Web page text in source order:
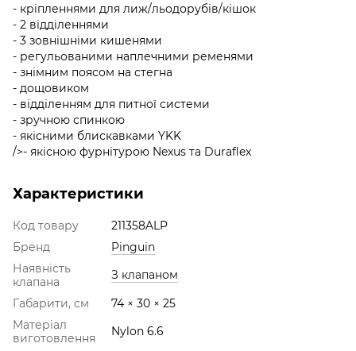
- кріпленнями для лиж/льодорубів/кішок
- 2 відділеннями
- 3 зовнішніми кишенями
- регульованими наплечними ременями
- знімним поясом на стегна
- дощовиком
- відділенням для питної системи
- зручною спинкою
- якісними блискавками YKK
/>- якісною фурнітурою Nexus та Duraflex
Характеристики
Код товару
211358ALP
Бренд
Pinguin
Наявність
клапана
З клапаном
Габарити, см
74 × 30 × 25
Матеріал
виготовлення
Nylon 6.6